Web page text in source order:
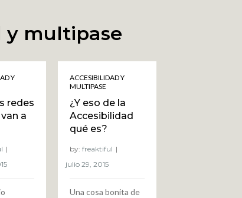
y multipase
Y
redes
a
ACCESIBILIDAD Y
MULTIPASE
¿Y eso de la
Accesibilidad
qué es?
by:freaktiful
Una cosa bonita de